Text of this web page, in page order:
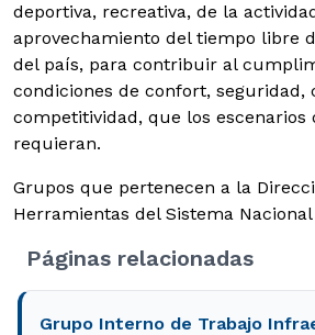
deportiva, recreativa, de la
aprovechamiento del tiempo libre
del país, para contribuir al
condiciones de confort, seguridad,
competitividad, que los escenarios
requieran.
Grupos que pertenecen a la
Herramientas del Sistema
Páginas relacionadas
Grupo Interno de Trabajo